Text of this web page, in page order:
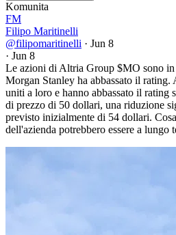
Komunita
FM
Filipo Maritinelli
@filipomaritinelli · Jun 8
· Jun 8
Le azioni di Altria Group $MO sono
Morgan Stanley ha abbassato il rating.
uniti a loro e hanno abbassato il rating
di prezzo di 50 dollari, una riduzione
previsto inizialmente di 54 dollari.
dell'azienda potrebbero essere a lungo